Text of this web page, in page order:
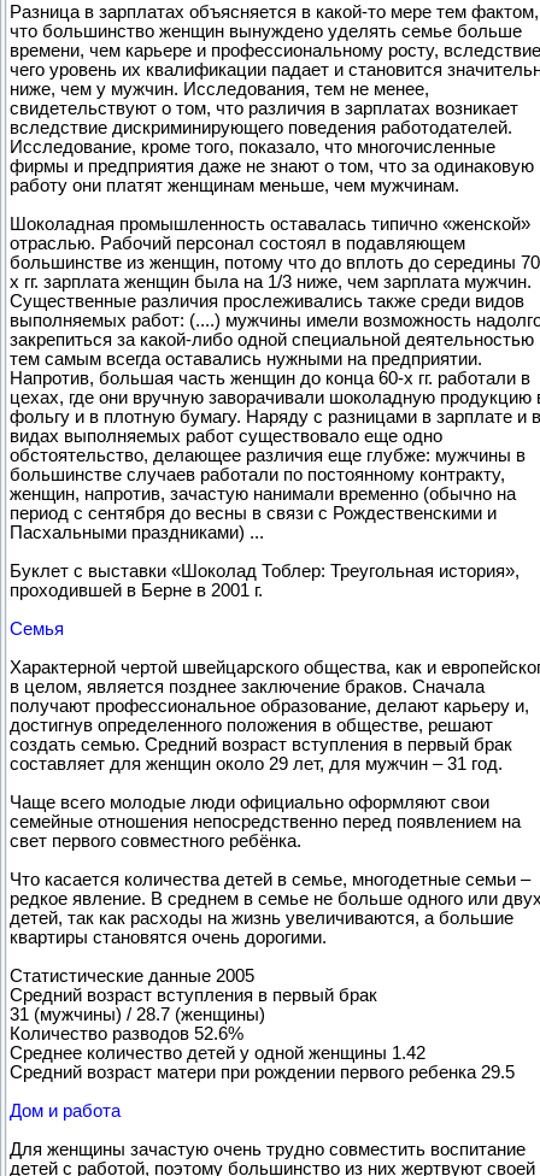
Разница в зарплатах объясняется в какой-то мере тем фактом,
что большинство женщин вынуждено уделять семье больше
времени, чем карьере и профессиональному росту, вследствие
чего уровень их квалификации падает и становится
ниже, чем у мужчин. Исследования, тем не менее,
свидетельствуют о том, что различия в зарплатах возникает
вследствие дискриминирующего поведения работодателей.
Исследование, кроме того, показало, что многочисленные
фирмы и предприятия даже не знают о том, что за одинаковую
работу они платят женщинам меньше, чем мужчинам.
Шоколадная промышленность оставалась типично «женской»
отраслью. Рабочий персонал состоял в подавляющем
большинстве из женщин, потому что до вплоть до середины
х гг. зарплата женщин была на 1/3 ниже, чем зарплата мужчин.
Существенные различия прослеживались также среди видов
выполняемых работ: (....) мужчины имели возможность
закрепиться за какой-либо одной специальной деятельностью
тем самым всегда оставались нужными на предприятии.
Напротив, большая часть женщин до конца 60-х гг. работали в
цехах, где они вручную заворачивали шоколадную продукцию
фольгу и в плотную бумагу. Наряду с разницами в зарплате и в
видах выполняемых работ существовало еще одно
обстоятельство, делающее различия еще глубже: мужчины в
большинстве случаев работали по постоянному контракту,
женщин, напротив, зачастую нанимали временно (обычно на
период с сентября до весны в связи с Рождественскими и
Пасхальными праздниками) ...
Буклет с выставки «Шоколад Тоблер: Треугольная история»,
проходившей в Берне в 2001 г.
Семья
Характерной чертой швейцарского общества, как и
в целом, является позднее заключение браков. Сначала
получают профессиональное образование, делают карьеру и,
достигнув определенного положения в обществе, решают
создать семью. Средний возраст вступления в первый брак
составляет для женщин около 29 лет, для мужчин – 31 год.
Чаще всего молодые люди официально оформляют свои
семейные отношения непосредственно перед появлением на
свет первого совместного ребёнка.
Что касается количества детей в семье, многодетные семьи –
редкое явление. В среднем в семье не больше одного или
детей, так как расходы на жизнь увеличиваются, а большие
квартиры становятся очень дорогими.
Статистические данные 2005
Средний возраст вступления в первый брак
31 (мужчины) / 28.7 (женщины)
Количество разводов 52.6%
Среднее количество детей у одной женщины 1.42
Средний возраст матери при рождении первого ребенка 29.5
Дом и работа
Для женщины зачастую очень трудно совместить воспитание
детей с работой, поэтому большинство из них жертвуют своей